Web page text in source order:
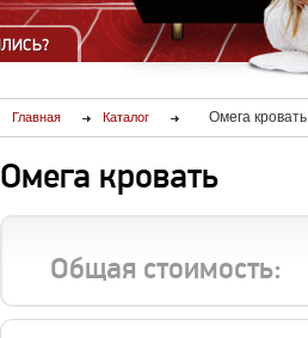
Главная Каталог Омега кровать
Омега кровать
Общая стоимость: